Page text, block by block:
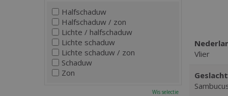
Vlier
Halfschaduw
Halfschaduw / zon
Lichte / halfschaduw
Lichte schaduw
Lichte schaduw / zon
Schaduw
Zon
Wis selectie